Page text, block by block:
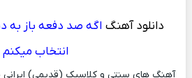
دانلود آهنگ اگه صد دفعه باز به
انتخاب میکنم
آهنگ های سنتی و کلاسیک (قدیمی) ایرانی